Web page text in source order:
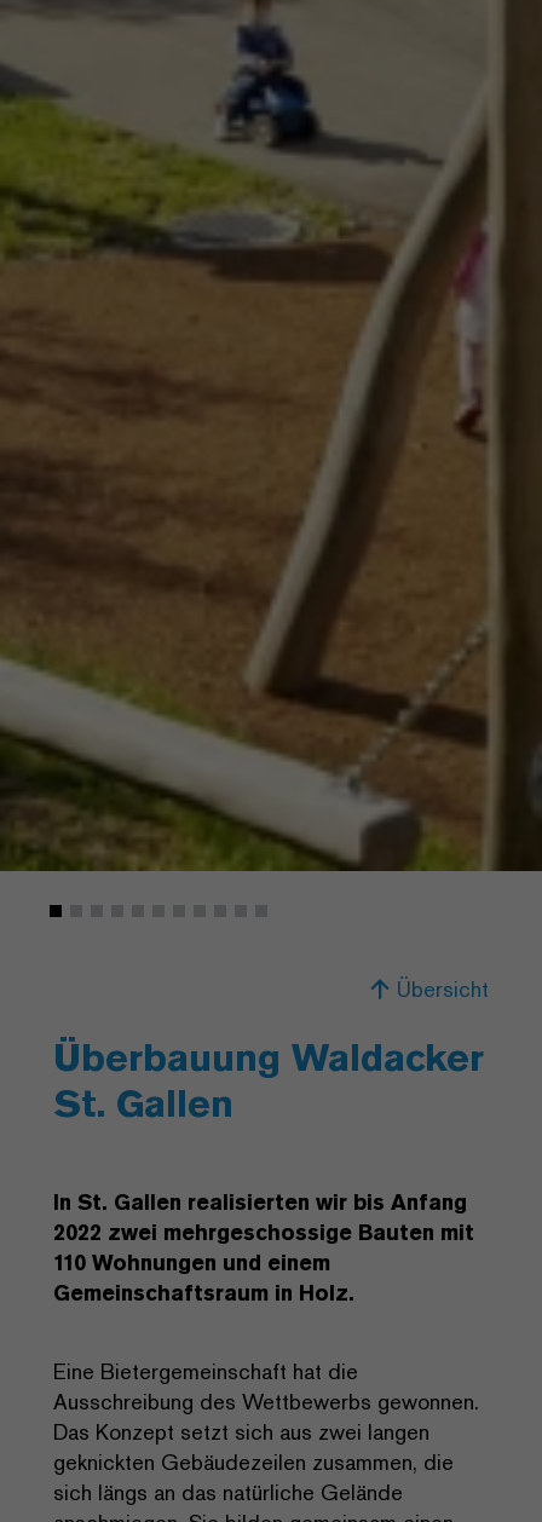
Übersicht
Überbauung Waldacker
St. Gallen
In St. Gallen realisierten wir bis Anfang
2022 zwei mehrgeschossige Bauten mit
110 Wohnungen und einem
Gemeinschaftsraum in Holz.
Eine Bietergemeinschaft hat die
Ausschreibung des Wettbewerbs gewonnen.
Das Konzept setzt sich aus zwei langen
geknickten Gebäudezeilen zusammen, die
sich längs an das natürliche Gelände